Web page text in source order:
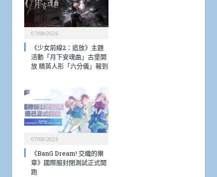
07/08/2026
《少女前線2：追放》主題
活動「月下安魂曲」古堡開
放 精英人形「六分儀」報到
07/08/2026
《BanG Dream! 交織的樂
章》國際服封閉測試正式開
跑